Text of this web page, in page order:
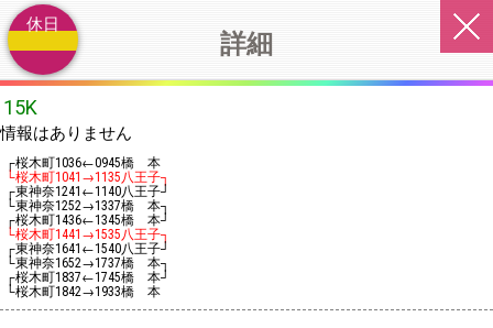
詳細
休日
15K
情報はありません
┌桜木町1036←0945橋 本
└桜木町1041 →1135 八王子┐
┌東神奈1241 ←1140八王子┘
└東神奈1252→1337橋 本┐
┌桜木町1436←1345橋 本┘
└桜木町1441 →1535 八王子┐
┌東神奈1641 ←1540八王子┘
└東神奈1652→1737橋 本┐
┌桜木町1837←1745橋 本┘
└桜木町1842→1933橋 本